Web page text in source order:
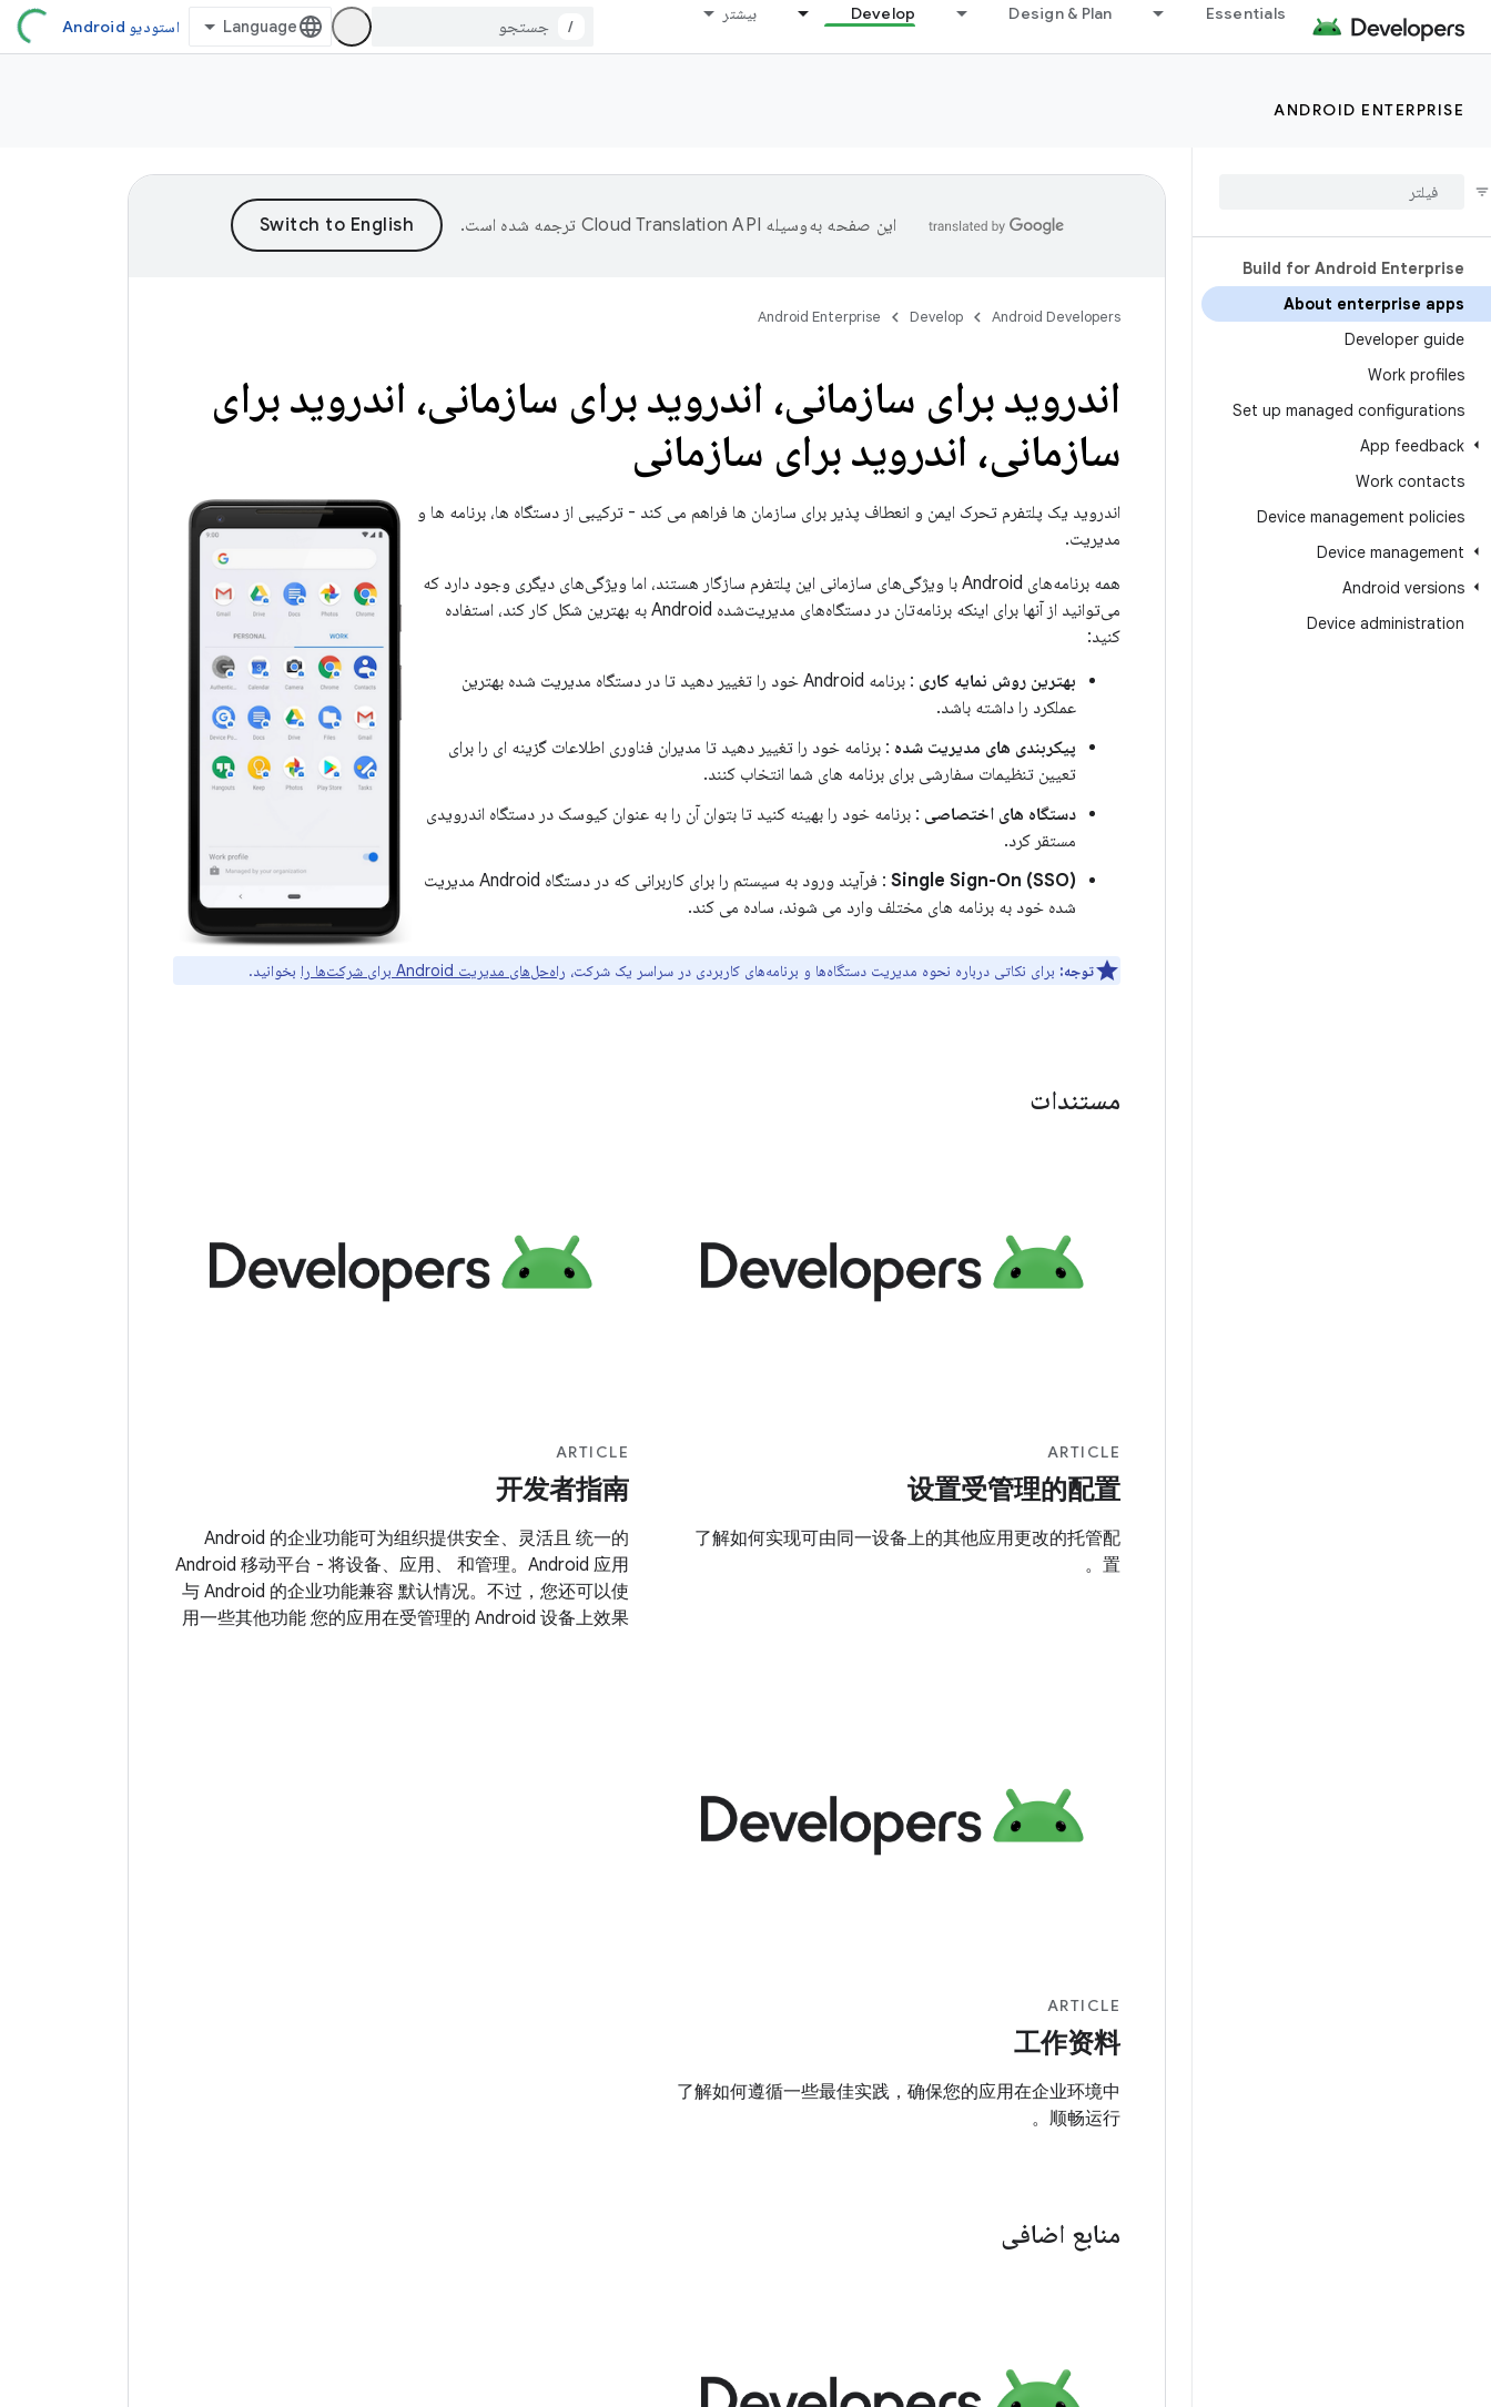
Essentials
Design & Plan
Develop بیشتر
/ استودیو Android
ANDROID ENTERPRISE
Build for Android Enterprise
About enterprise apps
Developer guide
Work profiles
Set up managed configurations
App feedback
Work contacts
Device management policies
Device management
Android versions
Device administration
این صفحه به‌وسیله ترجمه شده است.
Android Developers
Develop
Android Enterprise
اندروید برای سازمانی، اندروید برای سازمانی، اندروید برای
سازمانی، اندروید برای سازمانی
اندروید یک پلتفرم تحرک ایمن و انعطاف پذیر برای سازمان ها فراهم می کند - ترکیبی از دستگاه ها، برنامه ها و
مدیریت.
همه برنامه‌های Android با ویژگی‌های سازمانی این پلتفرم سازگار هستند، اما ویژگی‌های دیگری وجود دارد که
می‌توانید از آنها برای اینکه برنامه‌تان در دستگاه‌های مدیریت‌شده Android به بهترین شکل کار کند، استفاده
کنید:
بهترین روش نمایه کاری
: برنامه Android خود را تغییر دهید تا در دستگاه مدیریت شده بهترین
عملکرد را داشته باشد.
پیکربندی های مدیریت شده : برنامه خود را تغییر دهید تا مدیران فناوری اطلاعات گزینه ای را برای
تعیین تنظیمات سفارشی برای برنامه های شما انتخاب کنند.
دستگاه های اختصاصی : برنامه خود را بهینه کنید تا بتوان آن را به عنوان کیوسک در دستگاه اندرویدی
مستقر کرد.
Single Sign-On (SSO)
: فرآیند ورود به سیستم را برای کاربرانی که در دستگاه Android مدیریت
شده خود به برنامه های مختلف وارد می شوند، ساده می کند.
توجه: برای نکاتی درباره نحوه مدیریت دستگاه‌ها و برنامه‌های کاربردی در سراسر یک شرکت، راه‌حل‌های مدیریت Android برای شرکت‌ها را بخوانید.
مستندات
ARTICLE
设置受管理的配置
了解如何实现可由同一设备上的其他应用更改的托管配
置。
ARTICLE
开发者指南
Android 的企业功能可为组织提供安全、灵活且 统一的
Android 移动平台 - 将设备、应用、 和管理。Android 应用
与 Android 的企业功能兼容 默认情况。不过，您还可以使
用一些其他功能 您的应用在受管理的 Android 设备上效果
ARTICLE
工作资料
了解如何遵循一些最佳实践，确保您的应用在企业环境中
顺畅运行。
منابع اضافی